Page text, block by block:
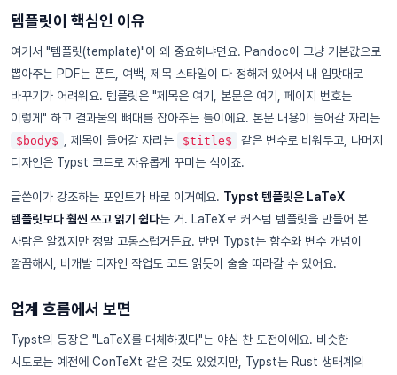
템플릿이 핵심인 이유
여기서 "템플릿(template)"이 왜 중요하냐면요. Pandoc이 그냥 기본값으로
뽑아주는 PDF는 폰트, 여백, 제목 스타일이 다 정해져 있어서 내 입맛대로
바꾸기가 어려워요. 템플릿은 "제목은 여기, 본문은 여기, 페이지 번호는
이렇게" 하고 결과물의 뼈대를 잡아주는 틀이에요. 본문 내용이 들어갈 자리는
$body$ , 제목이 들어갈 자리는 $title$
같은 변수로 비워두고, 나머지
디자인은 Typst 코드로 자유롭게 꾸미는 식이죠.
글쓴이가 강조하는 포인트가 바로 이거예요. Typst 템플릿은 LaTeX
템플릿보다 훨씬 쓰고 읽기 쉽다는 거. LaTeX로 커스텀 템플릿을 만들어 본
사람은 알겠지만 정말 고통스럽거든요. 반면 Typst는 함수와 변수 개념이
깔끔해서, 비개발 디자인 작업도 코드 읽듯이 술술 따라갈 수 있어요.
업계 흐름에서 보면
Typst의 등장은 "LaTeX를 대체하겠다"는 야심 찬 도전이에요. 비슷한
시도로는 예전에 ConTeXt 같은 것도 있었지만, Typst는 Rust 생태계의